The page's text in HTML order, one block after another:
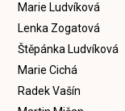
Marie Ludvíková
Lenka Zogatová
Štěpánka Ludvíková
Marie Cichá
Radek Vašín